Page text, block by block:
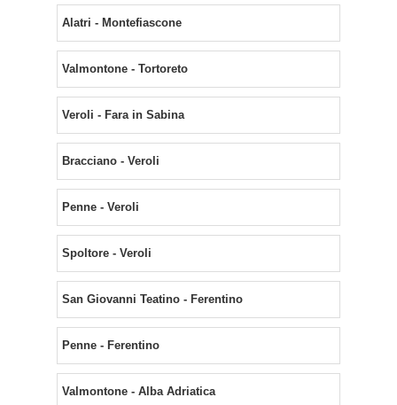
Alatri - Montefiascone
Valmontone - Tortoreto
Veroli - Fara in Sabina
Bracciano - Veroli
Penne - Veroli
Spoltore - Veroli
San Giovanni Teatino - Ferentino
Penne - Ferentino
Valmontone - Alba Adriatica